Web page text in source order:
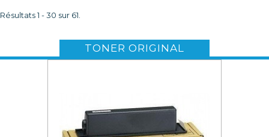
Résultats 1 - 30 sur 61.
TONER ORIGINAL